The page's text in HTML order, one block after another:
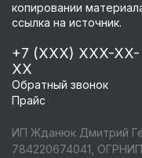
копировании
ссылка на источник.
+7 (XXX) XXX-XX-
XX
Обратный звонок
Прайс
ИП Жданюк Дмитрий
784220674041,